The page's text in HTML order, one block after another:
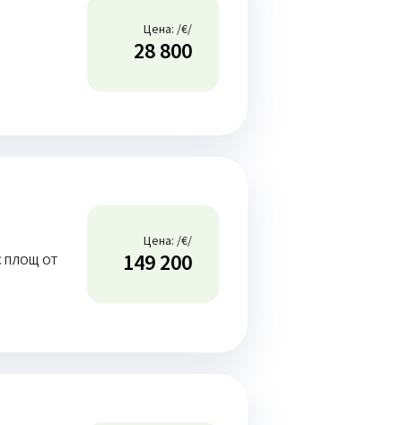
Цена: /€/
28 800
ПЛОЩ ОТ
Цена: /€/
149 200